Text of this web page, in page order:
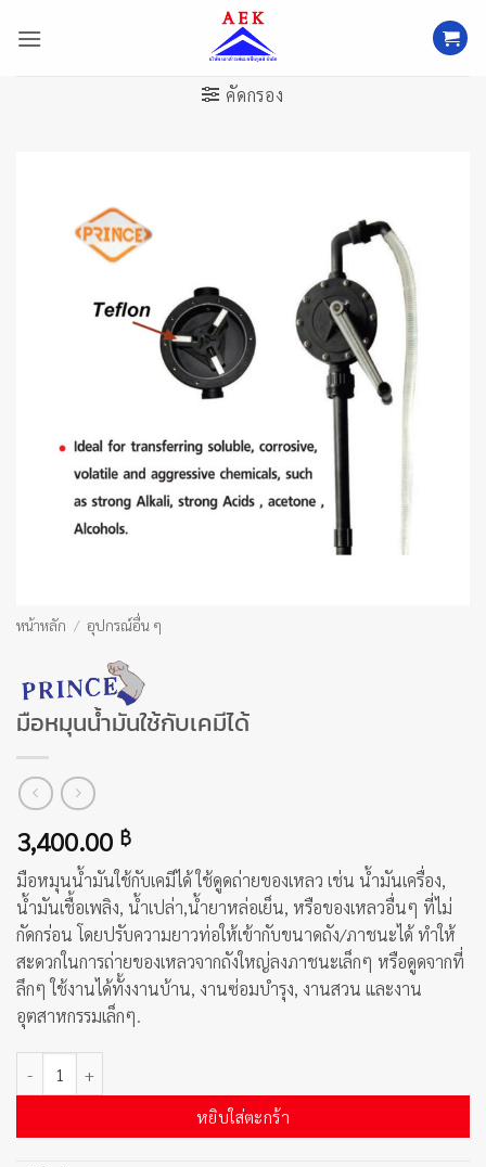
คัดกรอง
หน้าหลัก / อุปกรณ์อื่น ๆ
มือหมุนน้ำมันใช้กับเคมีได้
3,400.00 ฿
มือหมุนน้ำมันใช้กับเคมีได้ ใช้ดูดถ่ายของเหลว เช่น น้ำมันเครื่อง,
น้ำมันเชื้อเพลิง, น้ำเปล่า,น้ำยาหล่อเย็น, หรือของเหลวอื่นๆ ที่ไม่
กัดกร่อน โดยปรับความยาวท่อให้เข้ากับขนาดถัง/ภาชนะได้ ทำให้
สะดวกในการถ่ายของเหลวจากถังใหญ่ลงภาชนะเล็กๆ หรือดูดจากที่
ลึกๆ ใช้งานได้ทั้งงานบ้าน, งานซ่อมบำรุง, งานสวน และงาน
อุตสาหกรรมเล็กๆ.
หยิบใส่ตะกร้า